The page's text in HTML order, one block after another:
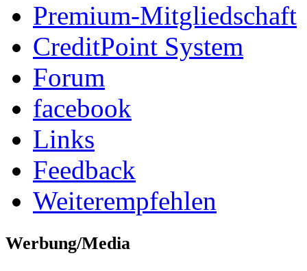
Premium-Mitgliedschaft
CreditPoint System
Forum
facebook
Links
Feedback
Weiterempfehlen
Werbung/Media